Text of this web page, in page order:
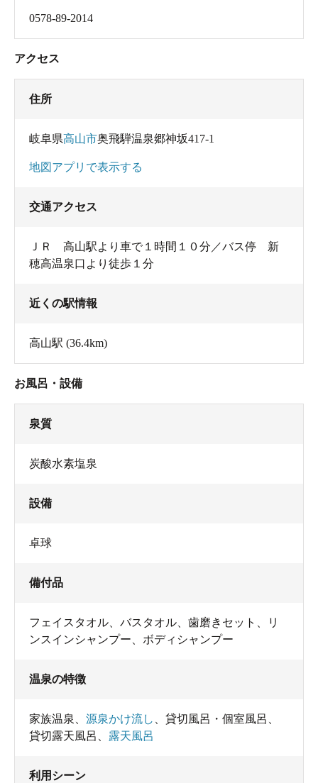
0578-89-2014
アクセス
住所
岐阜県高山市奥飛騨温泉郷神坂417-1
地図アプリで表示する
交通アクセス
ＪＲ 高山駅より車で１時間１０分／バス停 新
穂高温泉口より徒歩１分
近くの駅情報
高山駅 (36.4km)
お風呂・設備
泉質
炭酸水素塩泉
設備
卓球
備付品
フェイスタオル バスタオル 歯磨きセット
リ
ンスインシャンプー
ボディシャンプー
温泉の特徴
家族温泉 源泉かけ流し 貸切風呂・個室風呂
貸切露天風呂
露天風呂
利用シーン